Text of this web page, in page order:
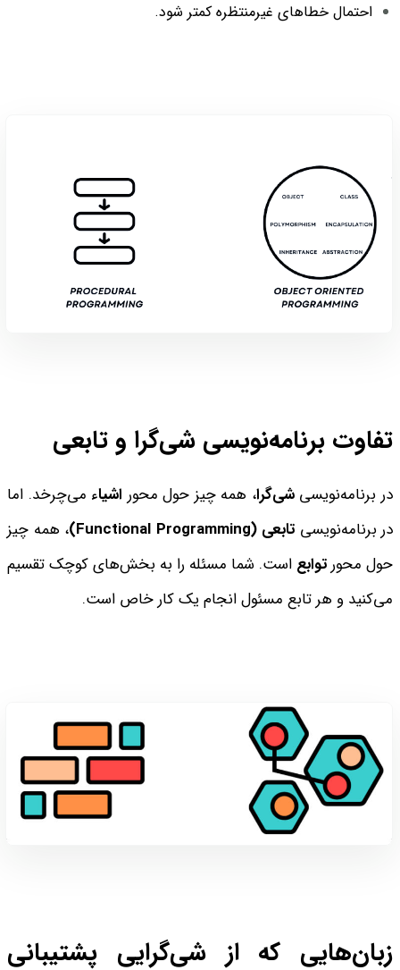
احتمال خطاهای غیرمنتظره کمتر شود.
تفاوت برنامه‌نویسی شی‌گرا و تابعی
در برنامه‌نویسیشی‌گرا، همه چیز حول محور اشیاء می‌چرخد. اما
در برنامه‌نویسی تابعی (Functional Programming
)، همه چیز
حول محورتوابع است. شما مسئله را به بخش‌های کوچک تقسیم
می‌کنید و هر تابع مسئول انجام یک کار خاص است.
زبان‌هایی که از شی‌گرایی پشتیبانی